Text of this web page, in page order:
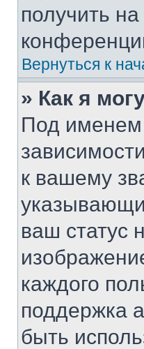
получить
Вернуться к
» Как я
Под именем
к вашему
ваш статус
каждого
поддержка
быть